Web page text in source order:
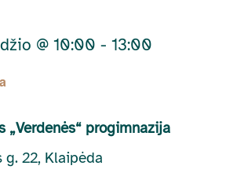
@ 10:00 - 13:00
„Verdenės“ progimnazija
g. 22, Klaipėda